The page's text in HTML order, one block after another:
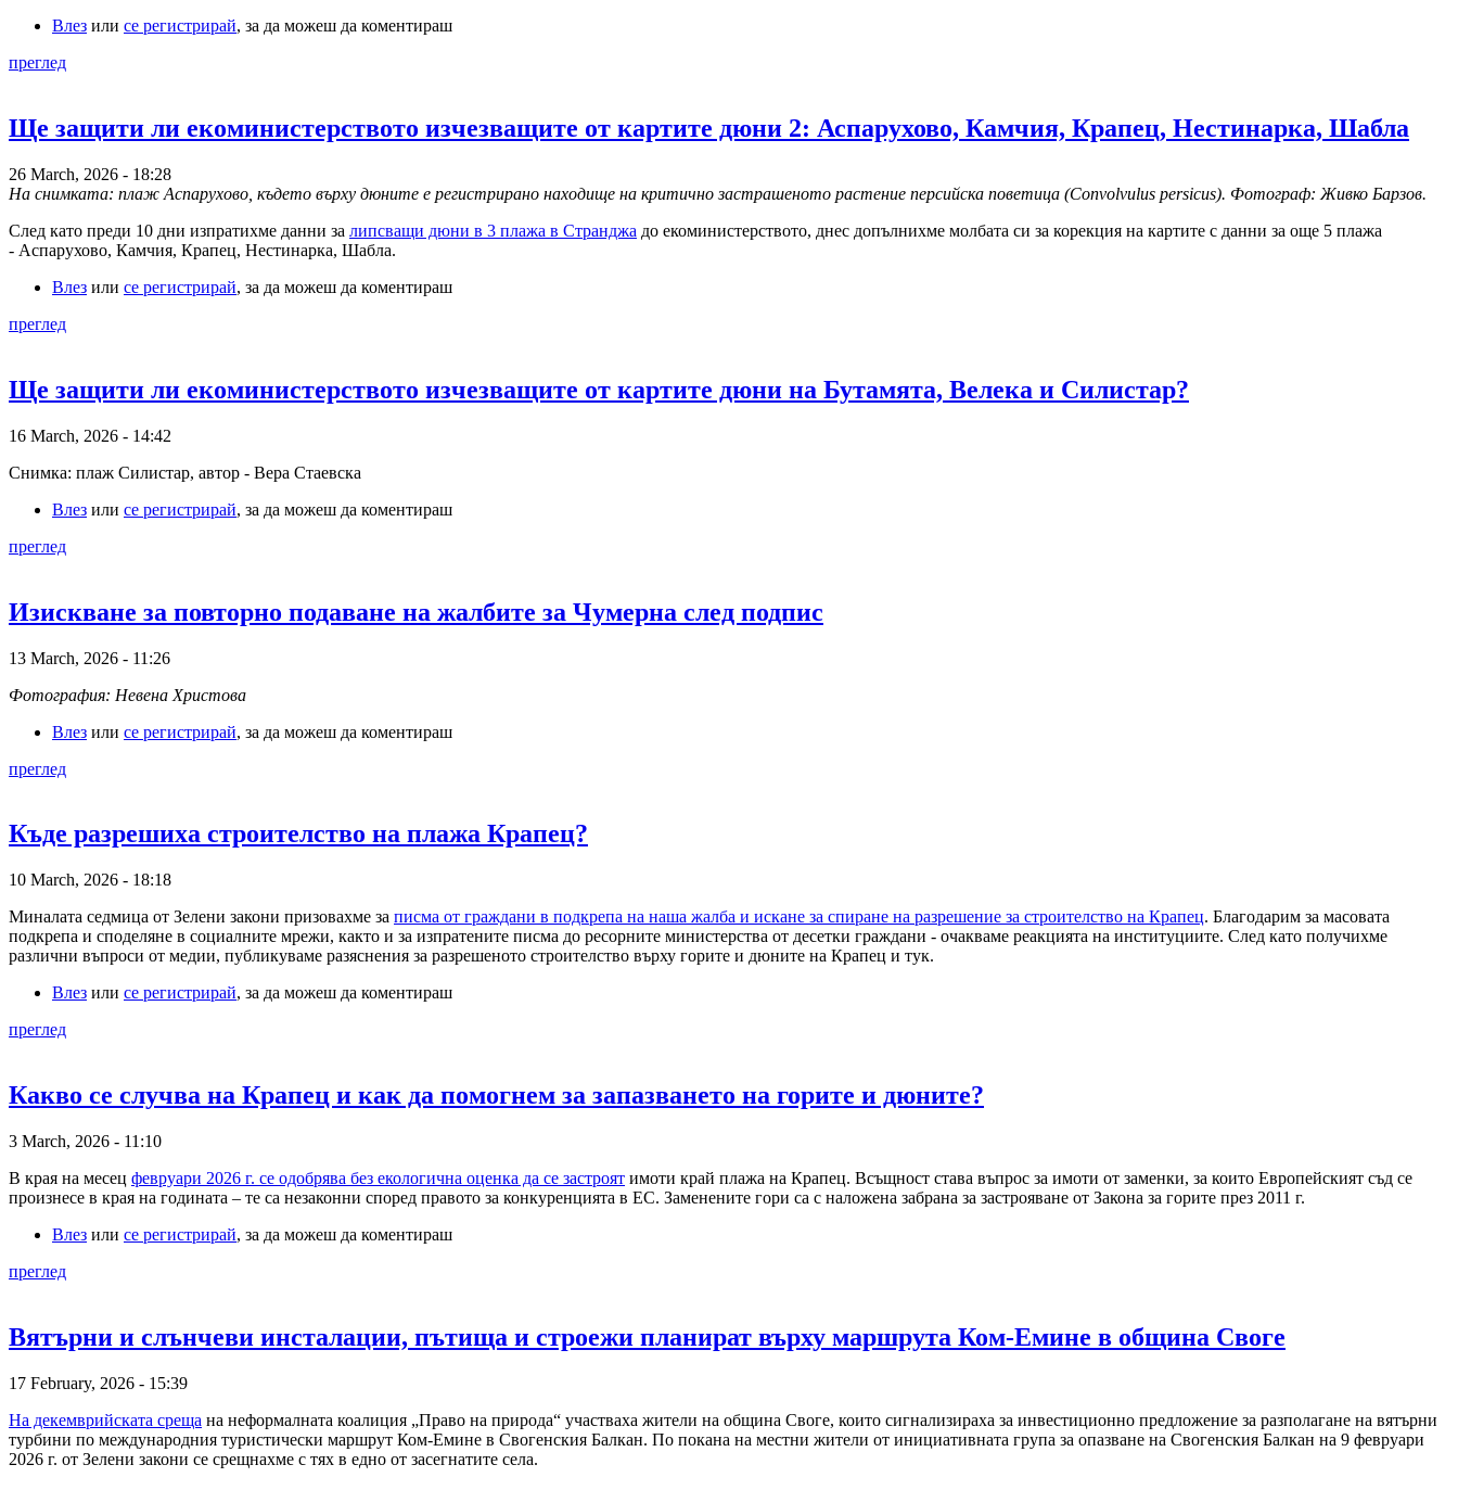
Влез или се регистрирай, за да можеш да коментираш
преглед
Ще защити ли екоминистерството изчезващите от картите дюни 2: Аспарухово, Камчия, Крапец, Нестинарка, Шабла
26 March, 2026 - 18:28
На снимката: плаж Аспарухово, където върху дюните е регистрирано находище на критично застрашеното растение персийска поветица (Convolvulus persicus). Фотограф: Живко Барзов.
След като преди 10 дни изпратихме данни за липсващи дюни в 3 плажа в Странджа до екоминистерството, днес допълнихме молбата си за корекция на картите с данни за още 5 плажа
- Аспарухово, Камчия, Крапец, Нестинарка, Шабла.
Влез или се регистрирай, за да можеш да коментираш
преглед
Ще защити ли екоминистерството изчезващите от картите дюни на Бутамята, Велека и Силистар?
16 March, 2026 - 14:42
Снимка: плаж Силистар, автор - Вера Стаевска
Влез или се регистрирай, за да можеш да коментираш
преглед
Изискване за повторно подаване на жалбите за Чумерна след подпис
13 March, 2026 - 11:26
Фотография: Невена Христова
Влез или се регистрирай, за да можеш да коментираш
преглед
Къде разрешиха строителство на плажа Крапец?
10 March, 2026 - 18:18
Миналата седмица от Зелени закони призовахме за писма от граждани в подкрепа на наша жалба и искане за спиране на разрешение за строителство на Крапец. Благодарим за масовата
подкрепа и споделяне в социалните мрежи, както и за изпратените писма до ресорните министерства от десетки граждани - очакваме реакцията на институциите. След като получихме
различни въпроси от медии, публикуваме разяснения за разрешеното строителство върху горите и дюните на Крапец и тук.
Влез или се регистрирай, за да можеш да коментираш
преглед
Какво се случва на Крапец и как да помогнем за запазването на горите и дюните?
3 March, 2026 - 11:10
В края на месец февруари 2026 г. се одобрява без екологична оценка да се застроят имоти край плажа на Крапец. Всъщност става въпрос за имоти от заменки, за които Европейският съд се
произнесе в края на годината – те са незаконни според правото за конкуренцията в ЕС. Заменените гори са с наложена забрана за застрояване от Закона за горите през 2011 г.
Влез или се регистрирай, за да можеш да коментираш
преглед
Вятърни и слънчеви инсталации, пътища и строежи планират върху маршрута Ком-Емине в община Своге
17 February, 2026 - 15:39
На декемврийската среща на неформалната коалиция „Право на природа“ участваха жители на община Своге, които сигнализираха за инвестиционно предложение за разполагане на вятърни
турбини по международния туристически маршрут Ком-Емине в Свогенския Балкан. По покана на местни жители от инициативната група за опазване на Свогенския Балкан на 9 февруари
2026 г. от Зелени закони се срещнахме с тях в едно от засегнатите села.